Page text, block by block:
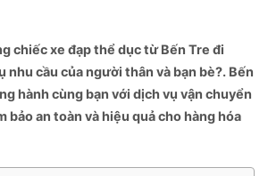
chiếc xe đạp thể dục từ Bến Tre đi
nhu cầu của người thân và bạn bè?. Bến
hành cùng bạn với dịch vụ vận chuyển
bảo an toàn và hiệu quả cho hàng hóa